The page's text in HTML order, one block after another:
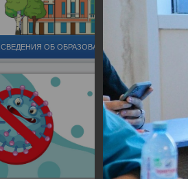
CВЕДЕНИЯ ОБ ОБРАЗОВАТЕЛЬНОЙ ОРГАНИЗАЦИИ